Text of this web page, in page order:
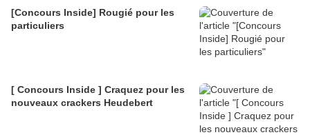
[Concours Inside] Rougié pour les
particuliers
[ Concours Inside ] Craquez pour les
nouveaux crackers Heudebert